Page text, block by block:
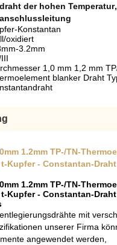
der hohen Temperatur,
Konstantan
oxidiert
3.2mm
1,0 mm 1,2 mm
blanker Draht
1.2mm TP-/TN-
Kupfer - Constantan-Draht
1.2mm TP-/TN-
Kupfer - Constantan-Draht
mit
unserer Firma
angewendet werden,